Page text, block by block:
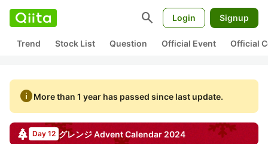
search Login Signup
Trend Stock List Question Official Event Official
infoMore than 1 year has passed since last update.
Day 12 グレンジAdvent Calendar 2024